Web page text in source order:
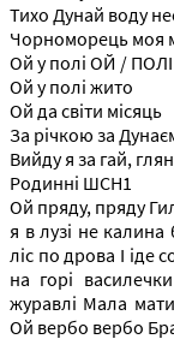
Тихо Дунай воду
Чорноморець моя
Ой у полі ОЙ / ПОЛІ
Ой у полі жито
Ой да світи місяць
За річкою за
Вийду я за гай,
Родинні ШСН1
Ой пряду, пряду
я в лузі не
ліс по дрова І
на горі
журавлі Мала
Ой вербо вербо